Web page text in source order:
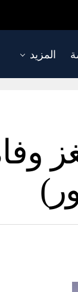
المزيد